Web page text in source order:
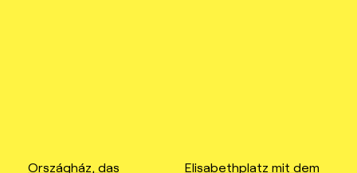
Országház, das
Elisabethplatz mit dem